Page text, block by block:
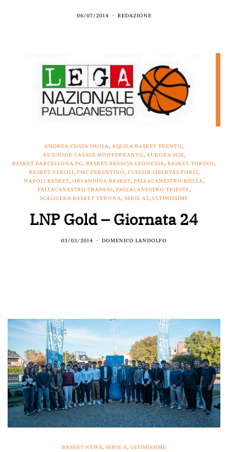
06/07/2014 REDAZIONE
ANDREA COSTA IMOLA, AQUILA BASKET TRENTO,
AS JUNIOR CASALE MONFERRANTO, AURORA JESI,
BASKET BARCELLONA PG, BASKET BRESCIA LEONESSA, BASKET TORINO,
BASKET VEROLI, FMC FERENTINO, FULGOR LIBERTAS FORLÌ,
NAPOLI BASKET, ORLANDINA BASKET, PALLACANESTRO BIELLA,
PALLACANESTRO TRAPANI, PALLACANESTRO TRIESTE,
SCALIGERA BASKET VERONA, SERIE A2, ULTIMISSIME
LNP Gold – Giornata 24
03/03/2014 DOMENICO LANDOLFO
BASKET NEWS, SERIE A, ULTIMISSIME